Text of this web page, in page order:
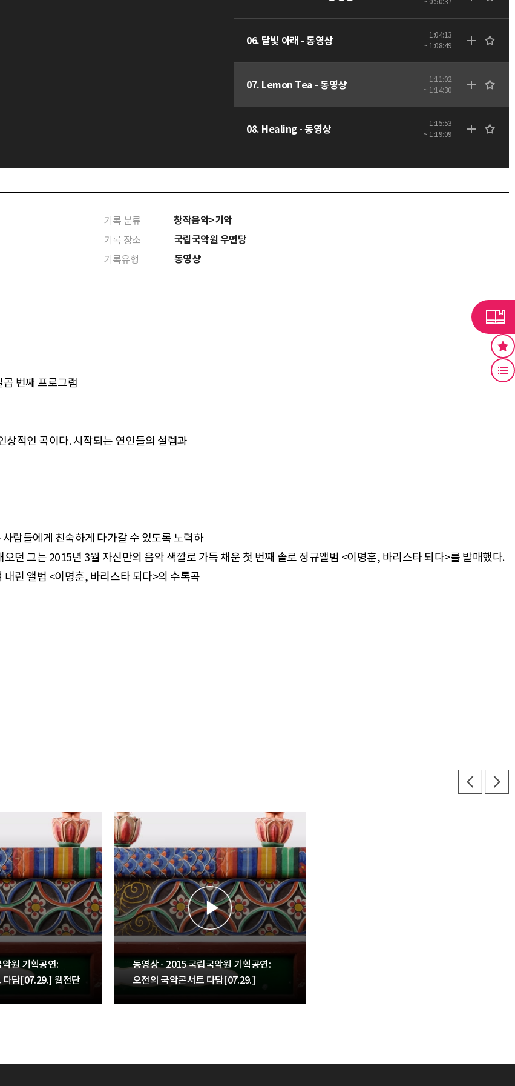
06. 달빛 아래 - 동영상
1:04:13
~ 1:08:49
07. Lemon Tea - 동영상
1:11:02
~ 1:14:30
08. Healing - 동영상
1:15:53
~ 1:19:09
기록 분류 창작음악>기악
기록 장소 국립국악원 우면당
기록유형 동영상
번째 프로그램
상적인 곡이다. 시작되는 연인들의 설렘과
람들에게 친숙하게 다가갈 수 있도록 노력하
던 그는 2015년 3월 자신만의 음악 색깔로 가득 채운 첫 번째 솔로 정규앨범 <이명훈, 바리스타 되다>를 발매했다.
린 앨범 <이명훈, 바리스타 되다>의 수록곡
원 기획공연:
다담[07.29.] 웹전단
동영상 - 2015 국립국악원 기획공연:
오전의 국악콘서트 다담[07.29.]